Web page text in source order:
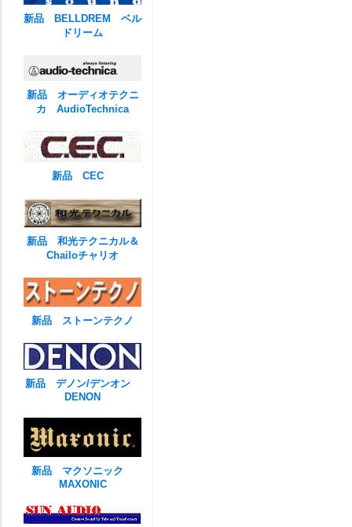
新品 BELLDREM ベル
ドリーム
新品 オーディオテクニ
カ AudioTechnica
新品 CEC
新品 和光テクニカル＆
Chailoチャリオ
新品 ストーンテクノ
新品 デノン/デンオン
DENON
新品 マクソニック
MAXONIC